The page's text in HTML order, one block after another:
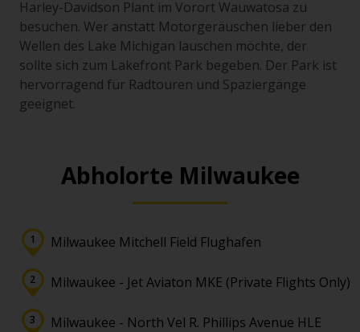
Harley-Davidson Plant im Vorort Wauwatosa zu
besuchen. Wer anstatt Motorgeräuschen lieber den
Wellen des Lake Michigan lauschen möchte, der
sollte sich zum Lakefront Park begeben. Der Park ist
hervorragend für Radtouren und Spaziergänge
geeignet.
Abholorte Milwaukee
Milwaukee Mitchell Field Flughafen
Milwaukee - Jet Aviaton MKE (Private Flights Only)
Milwaukee - North Vel R. Phillips Avenue HLE